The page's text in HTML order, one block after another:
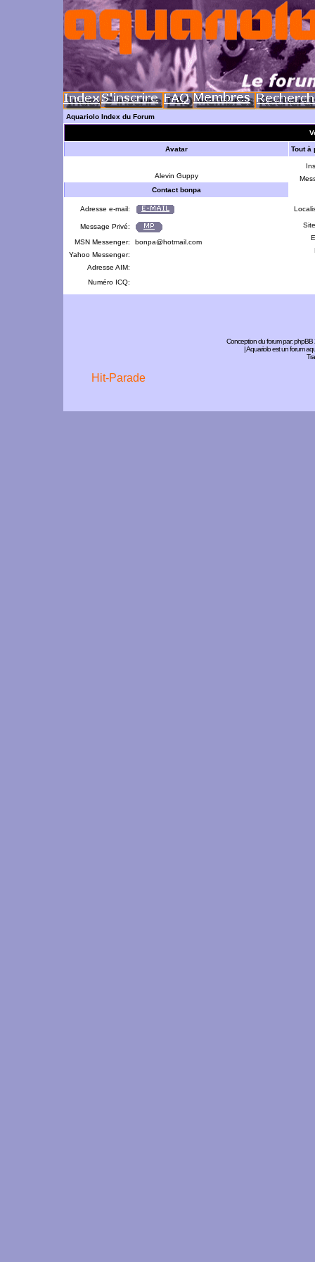
Aquariolo Index du Forum
Avatar Tout à
Alevin Guppy
Contact bonpa
Adresse e-mail:
Message Privé:
MSN Messenger:
bonpa@hotmail.com
Yahoo Messenger:
Adresse AIM:
Numéro ICQ:
Conception du forum par:phpBB
| Aquariolo est un forum